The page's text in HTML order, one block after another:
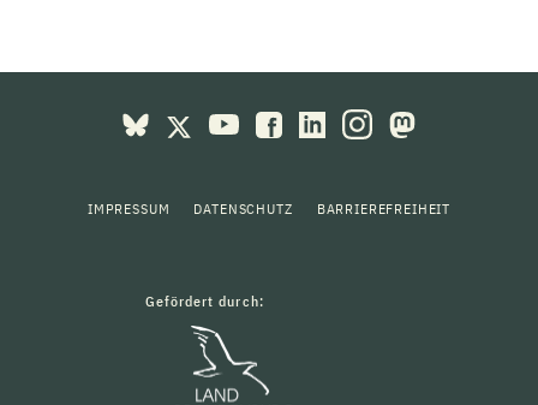
IMPRESSUM DATENSCHUTZ BARRIEREFREIHEIT
Gefördert durch: